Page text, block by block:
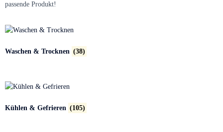
passende Produkt!
Waschen & Trocknen (38)
Kühlen & Gefrieren (105)